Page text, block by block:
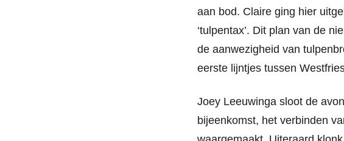
aan bod. Claire ging hier
‘tulpentax’. Dit plan van de
de aanwezigheid van
eerste lijntjes tussen
Joey Leeuwinga sloot de
bijeenkomst, het verbinden